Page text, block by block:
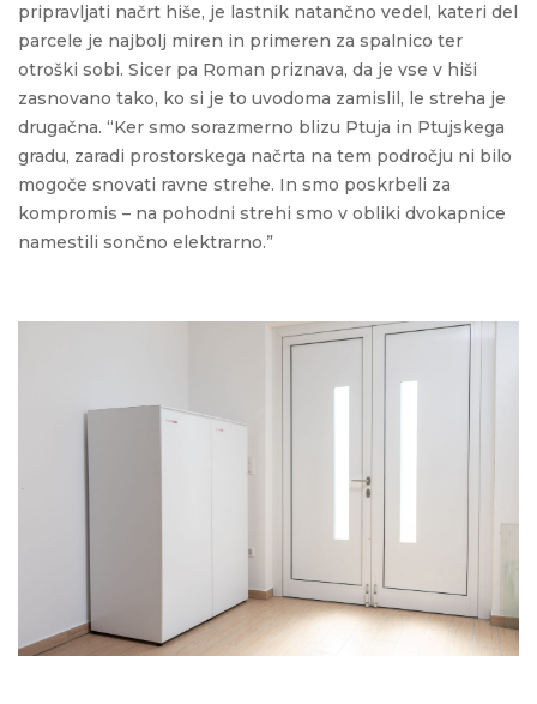
pripravljati načrt hiše, je lastnik natančno vedel, kateri del
parcele je najbolj miren in primeren za spalnico ter
otroški sobi. Sicer pa Roman priznava, da je vse v hiši
zasnovano tako, ko si je to uvodoma zamislil, le streha je
drugačna. “Ker smo sorazmerno blizu Ptuja in Ptujskega
gradu, zaradi prostorskega načrta na tem področju ni bilo
mogoče snovati ravne strehe. In smo poskrbeli za
kompromis – na pohodni strehi smo v obliki dvokapnice
namestili sončno elektrarno.”